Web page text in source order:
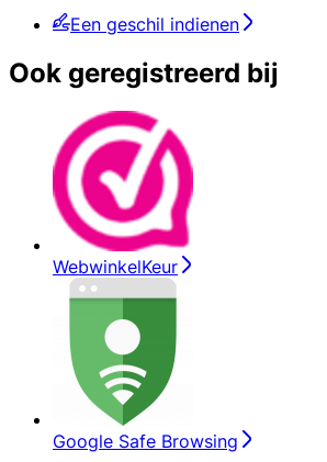
Een geschil indienen
Ook geregistreerd bij
WebwinkelKeur
Google Safe Browsing